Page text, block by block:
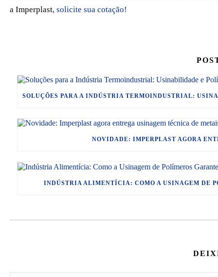
a Imperplast, solicite sua cotação!
SOLUÇÕES PARA A INDÚSTRIA TERMOINDUSTRIAL:
NOVIDADE: IMPERPLAST AGORA
INDÚSTRIA ALIMENTÍCIA: COMO A USINAGEM DE